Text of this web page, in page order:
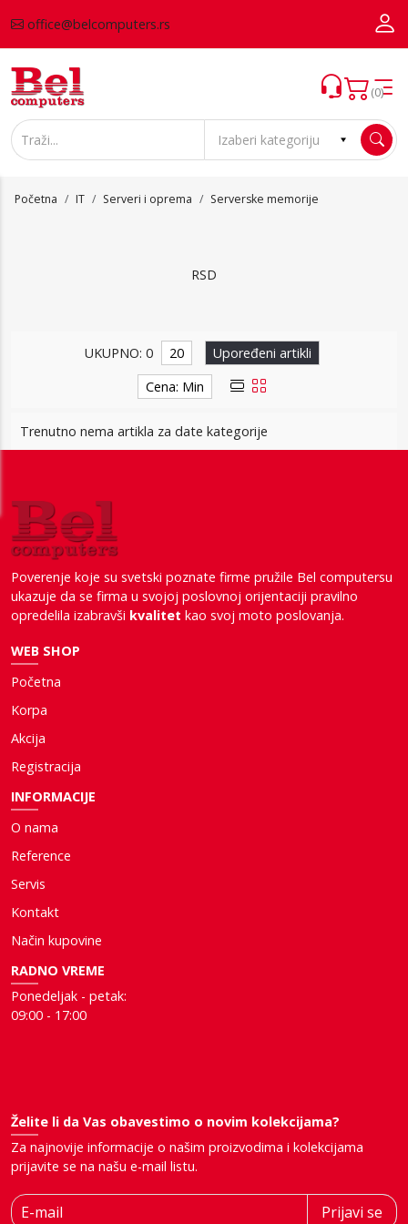
office@belcomputers.rs
(0)
Početna IT Serveri i oprema Serverske memorije
RSD
Serverske memorije
UKUPNO: 0 20
Upoređeni artikli
Cena: Min
Trenutno nema artikla za date kategorije
Poverenje koje su svetski poznate firme pružile Bel computersu
ukazuje da se firma u svojoj poslovnoj orijentaciji pravilno
opredelila izabravši kvalitet kao svoj moto poslovanja.
WEB SHOP
Početna
Korpa
Akcija
Registracija
INFORMACIJE
O nama
Reference
Servis
Kontakt
Način kupovine
RADNO VREME
Ponedeljak - petak:
09:00 - 17:00
Želite li da Vas obavestimo o novim kolekcijama?
Za najnovije informacije o našim proizvodima i kolekcijama
prijavite se na našu e-mail listu.
E-mail Prijavi se